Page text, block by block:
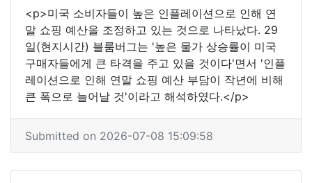
<p>미국 소비자들이 높은 인플레이션으로 인해 연
말 쇼핑 예산을 조정하고 있는 것으로 나타났다. 29
일(현지시간) 블룸버그는 '높은 물가 상승률이 미국
구매자들에게 큰 타격을 주고 있을 것이다'면서 '인플
레이션으로 인해 연말 쇼핑 예산 부담이 작년에 비해
큰 폭으로 늘어날 것'이라고 해석하였다.</p>
Submitted on 2026-07-08 15:09:58